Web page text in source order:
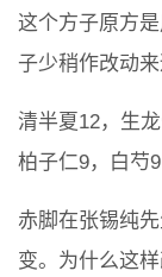
这个方子原方
子少稍作改动
清半夏12，生
柏子仁9，白芍
赤脚在张锡纯
变。为什么这